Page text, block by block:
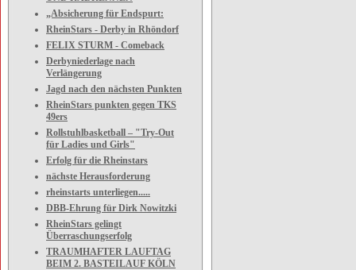
„Absicherung für Endspurt:
RheinStars - Derby in Rhöndorf
FELIX STURM - Comeback
Derbyniederlage nach
Verlängerung
Jagd nach den nächsten Punkten
RheinStars punkten gegen TKS
49ers
Rollstuhlbasketball – "Try-Out
für Ladies und Girls"
Erfolg für die Rheinstars
nächste Herausforderung
rheinstarts unterliegen.....
DBB-Ehrung für Dirk Nowitzki
RheinStars gelingt
Überraschungserfolg
TRAUMHAFTER LAUFTAG
BEIM 2. BASTEILAUF KÖLN